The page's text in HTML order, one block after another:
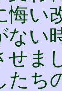
悔い
ない
せま
たち